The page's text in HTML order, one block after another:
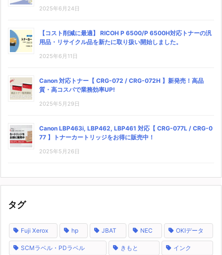
2025年6月24日
【コスト削減に最適】 RICOH P 6500/P 6500H対応トナーの汎
用品・リサイクル品を新たに取り扱い開始しました。
2025年6月11日
Canon 対応トナー【 CRG-072 / CRG-072H 】新発売！高品
質・高コスパで業務効率UP!
2025年5月29日
Canon LBP463i, LBP462, LBP461 対応【 CRG-077L / CRG-0
77 】トナーカートリッジをお得に販売中！
2025年5月26日
タグ
Fuji Xerox hp JBAT NEC OKIデータ
SCMラベル・PDラベル きもと インク